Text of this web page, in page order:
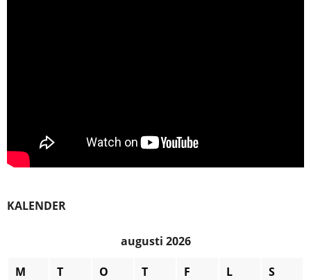
KALENDER
augusti 2026
M
T O T F L
S